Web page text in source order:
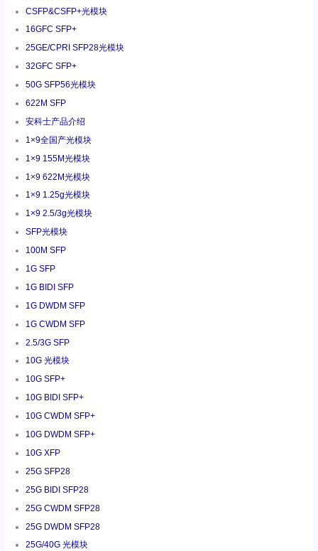
CSFP&CSFP+光模块
16GFC SFP+
25GE/CPRI SFP28光模块
32GFC SFP+
50G SFP56光模块
622M SFP
安科士产品介绍
1×9全国产光模块
1×9 155M光模块
1×9 622M光模块
1×9 1.25g光模块
1×9 2.5/3g光模块
SFP光模块
100M SFP
1G SFP
1G BIDI SFP
1G DWDM SFP
1G CWDM SFP
2.5/3G SFP
10G 光模块
10G SFP+
10G BIDI SFP+
10G CWDM SFP+
10G DWDM SFP+
10G XFP
25G SFP28
25G BIDI SFP28
25G CWDM SFP28
25G DWDM SFP28
25G/40G 光模块